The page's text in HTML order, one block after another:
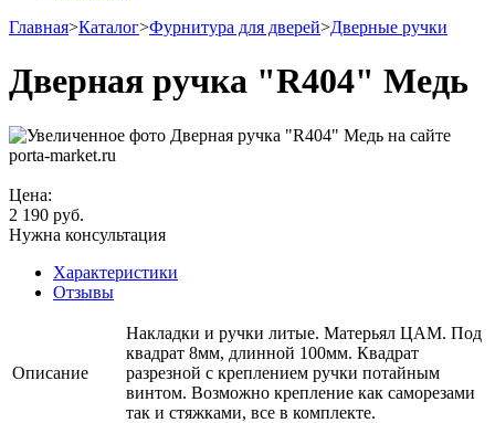
Главная>Каталог>Фурнитура для дверей>Дверные ручки
Дверная ручка "R404" Медь
Цена:
2 190 руб.
Нужна консультация
Характеристики
Отзывы
Описание
Накладки и ручки литые. Матерьял ЦАМ. Под
квадрат 8мм, длинной 100мм. Квадрат
разрезной с креплением ручки потайным
винтом. Возможно крепление как саморезами
так и стяжками, все в комплекте.